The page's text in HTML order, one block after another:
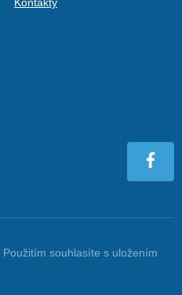
Použitím souhlasíte s uložením